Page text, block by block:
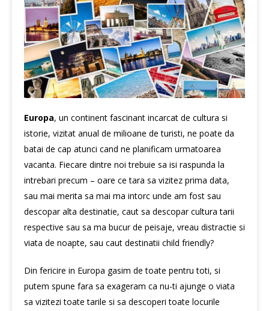
Europa, un continent fascinant incarcat de cultura si
istorie, vizitat anual de milioane de turisti, ne poate da
batai de cap atunci cand ne planificam urmatoarea
vacanta. Fiecare dintre noi trebuie sa isi raspunda la
intrebari precum – oare ce tara sa vizitez prima data,
sau mai merita sa mai ma intorc unde am fost sau
descopar alta destinatie, caut sa descopar cultura tarii
respective sau sa ma bucur de peisaje, vreau distractie si
viata de noapte, sau caut destinatii child friendly?
Din fericire in Europa gasim de toate pentru toti, si
putem spune fara sa exageram ca nu-ti ajunge o viata
sa vizitezi toate tarile si sa descoperi toate locurile